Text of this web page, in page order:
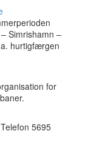
Simrishamn –
hurtigfærgen
for
5695